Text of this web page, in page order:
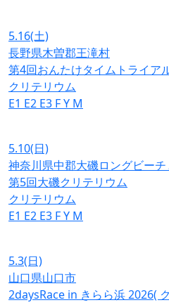
5.16(土)
長野県木曽郡王滝村
第4回おんたけタイムトライア
クリテリウム
E1 E2 E3 FY M
5.10(日)
神奈川県中郡大磯ロングビー
第5回大磯クリテリウム
クリテリウム
E1 E2 E3 FY M
5.3(日)
山口県山口市
2daysRace in きらら浜 2026(